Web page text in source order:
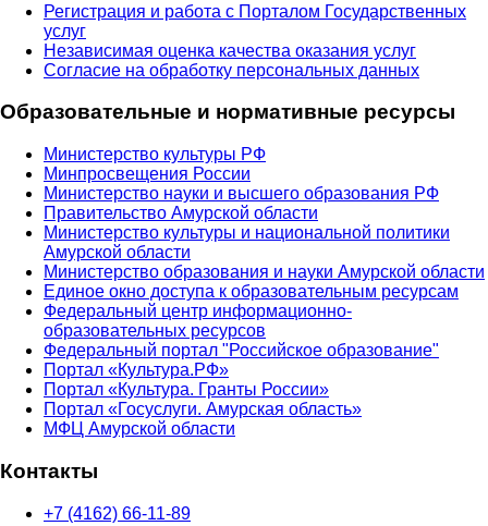
Регистрация и работа с Порталом Государственных
услуг
Независимая оценка качества оказания услуг
Согласие на обработку персональных данных
Образовательные и нормативные ресурсы
Министерство культуры РФ
Минпросвещения России
Министерство науки и высшего образования РФ
Правительство Амурской области
Министерство культуры и национальной политики
Амурской области
Министерство образования и науки Амурской области
Единое окно доступа к образовательным ресурсам
Федеральный центр информационно-
образовательных ресурсов
Федеральный портал "Российское образование"
Портал «Культура.РФ»
Портал «Культура. Гранты России»
Портал «Госуслуги. Амурская область»
МФЦ Амурской области
Контакты
+7 (4162) 66-11-89